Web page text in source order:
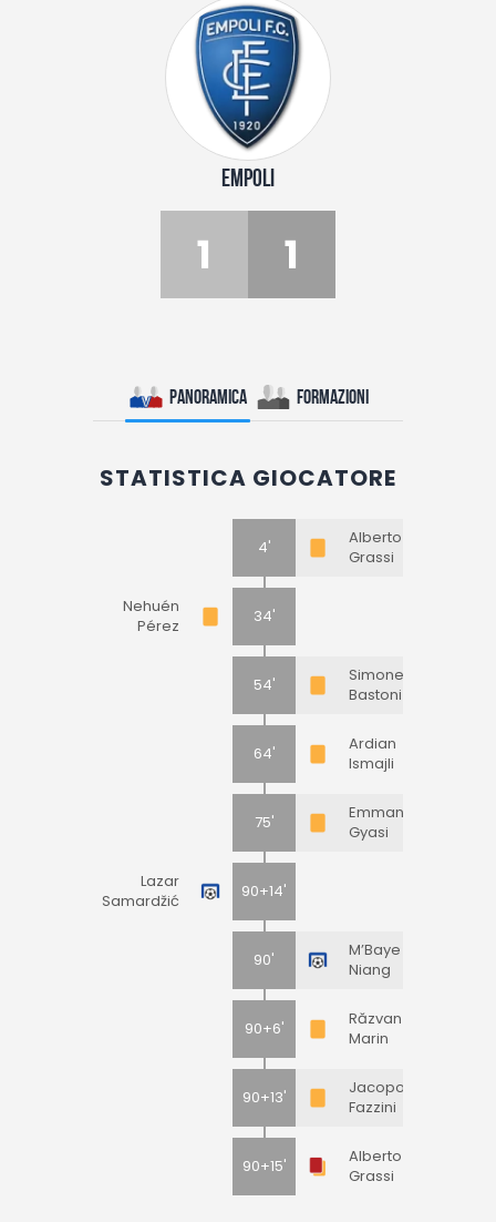
EMPOLI
1 1
Panoramica Formazioni
STATISTICA GIOCATORE
4'
Alberto
Grassi
Nehuén
Pérez
34'
54'
Simone
Bastoni
64'
Ardian
Ismajli
75'
Emmanuel
Gyasi
Lazar
Samardžić
90+14'
90'
M’Baye
Niang
90+6'
Răzvan
Marin
90+13'
Jacopo
Fazzini
90+15'
Alberto
Grassi